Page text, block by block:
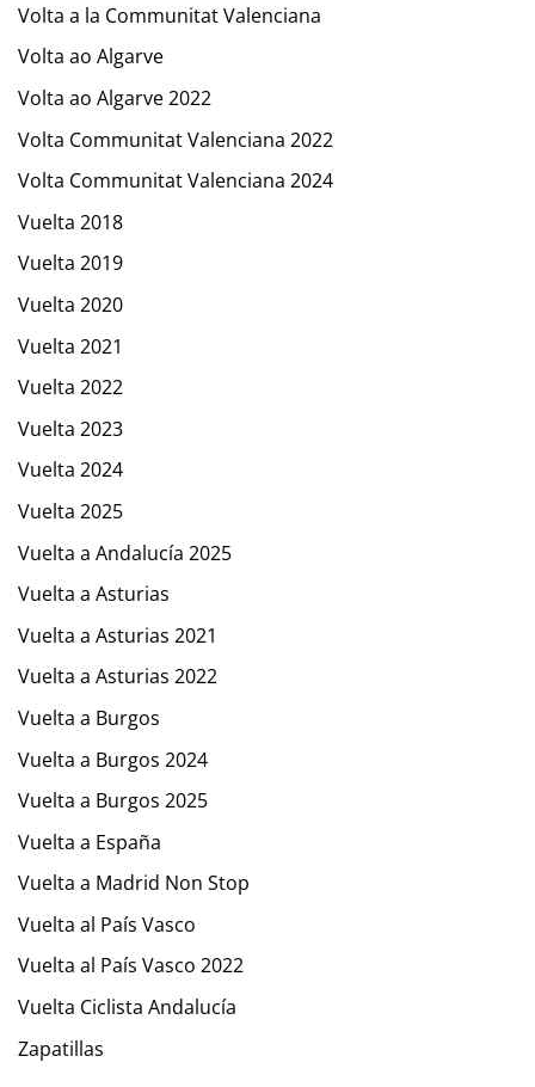
Volta a la Communitat Valenciana
Volta ao Algarve
Volta ao Algarve 2022
Volta Communitat Valenciana 2022
Volta Communitat Valenciana 2024
Vuelta 2018
Vuelta 2019
Vuelta 2020
Vuelta 2021
Vuelta 2022
Vuelta 2023
Vuelta 2024
Vuelta 2025
Vuelta a Andalucía 2025
Vuelta a Asturias
Vuelta a Asturias 2021
Vuelta a Asturias 2022
Vuelta a Burgos
Vuelta a Burgos 2024
Vuelta a Burgos 2025
Vuelta a España
Vuelta a Madrid Non Stop
Vuelta al País Vasco
Vuelta al País Vasco 2022
Vuelta Ciclista Andalucía
Zapatillas